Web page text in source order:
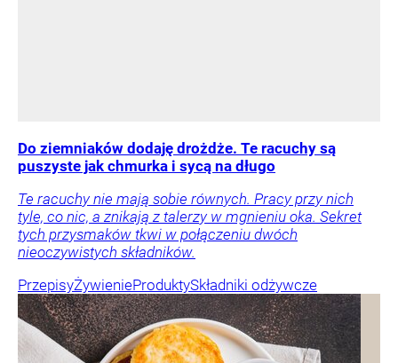
Do ziemniaków dodaję drożdże. Te racuchy są
puszyste jak chmurka i sycą na długo
Te racuchy nie mają sobie równych. Pracy przy nich
tyle, co nic, a znikają z talerzy w mgnieniu oka. Sekret
tych przysmaków tkwi w połączeniu dwóch
nieoczywistych składników.
PrzepisyŻywienieProduktySkładniki odżywcze